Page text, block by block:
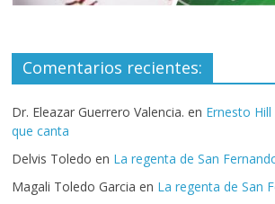
Comentarios recientes:
Dr. Eleazar Guerrero Valencia. en Ernesto
que canta
Delvis Toledo en La regenta de San
Magali Toledo Garcia en La regenta de San